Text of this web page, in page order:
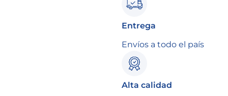
Entrega
Envíos a todo el país
Alta calidad